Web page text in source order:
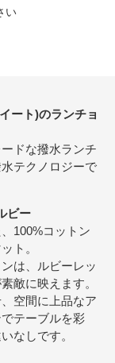
い
ート)のランチョ
ドな撥水ランチ
テクノロジーで
ビー
100%コットン
ト。
は、ルビーレッ
敵に映えます。
空間に上品なア
テーブルを彩
なしです。